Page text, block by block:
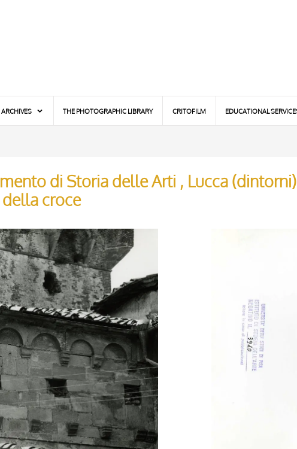
ARCHIVES THE PHOTOGRAPHIC LIBRARY CRITOFILM EDUCATIONAL
di Storia delle Arti , Lucca
croce